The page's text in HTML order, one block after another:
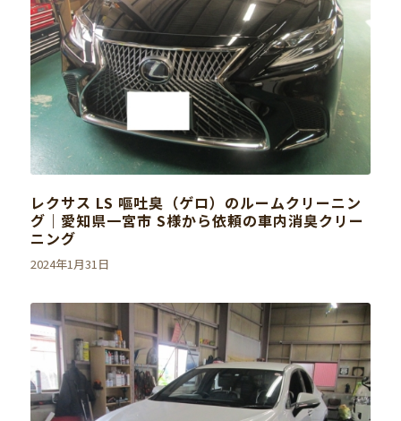
レクサス LS 嘔吐臭（ゲロ）のルームクリーニン
グ｜愛知県一宮市 S様から依頼の車内消臭クリー
ニング
2024年1月31日